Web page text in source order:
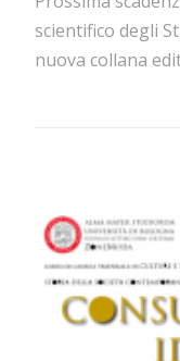
scientifico degli
nuova collana